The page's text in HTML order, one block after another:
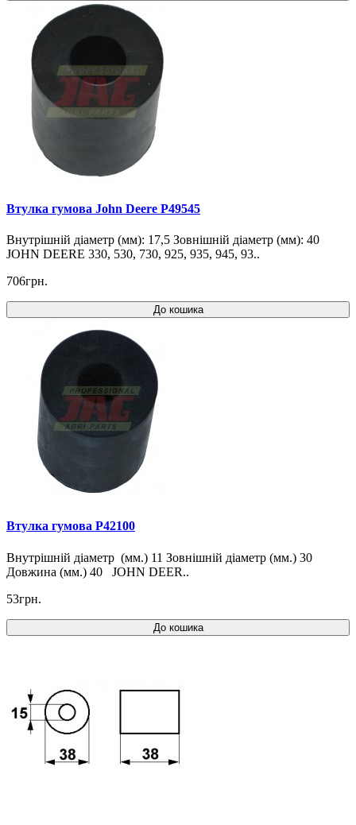
Втулка гумова John Deere P49545
Внутрішній діаметр (мм): 17,5 Зовнішній діаметр (мм): 40
JOHN DEERE 330, 530, 730, 925, 935, 945, 93..
706грн.
До кошика
Втулка гумова P42100
Внутрішній діаметр (мм.) 11 Зовнішній діаметр (мм.) 30
Довжина (мм.) 40 JOHN DEER..
53грн.
До кошика